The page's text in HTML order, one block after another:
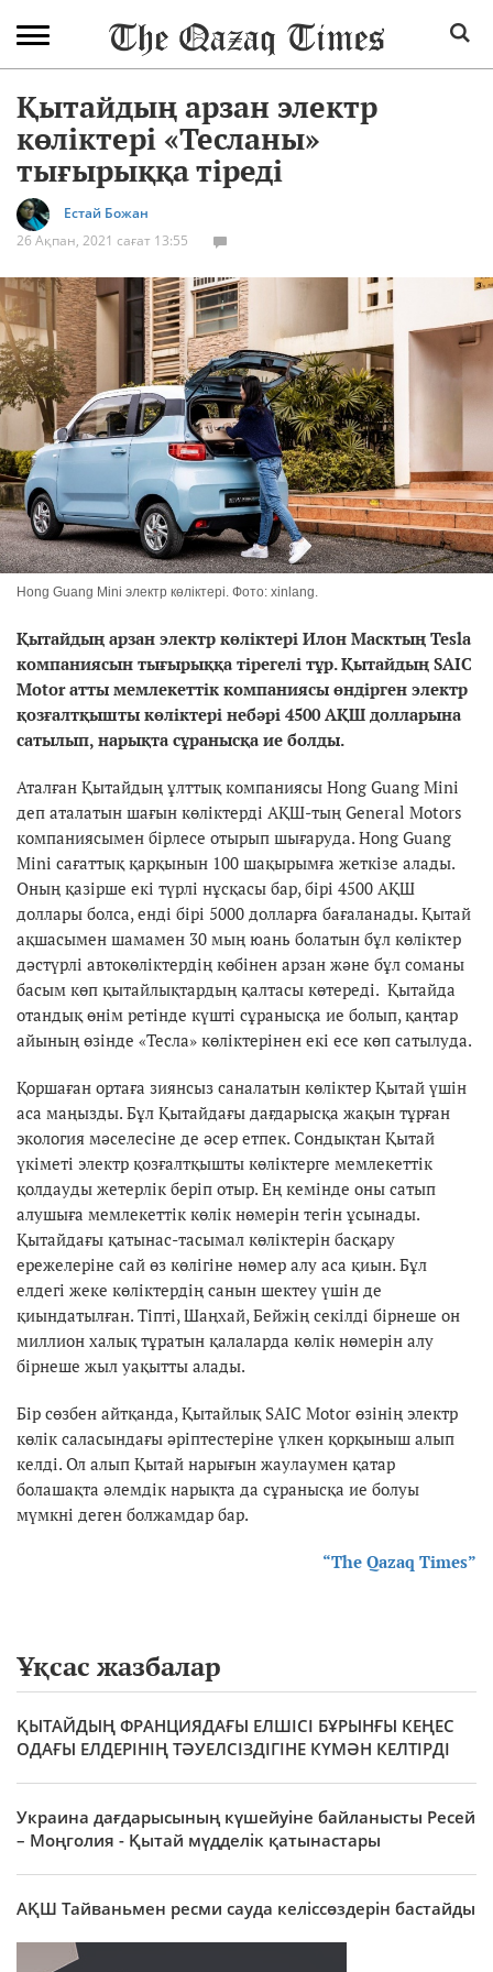
Қытайдың арзан электр
көліктері «Тесланы»
тығырыққа тіреді
Естай Божан
26 Ақпан, 2021 сағат 13:55
Hong Guang Mini электр көліктері. Фото: xinlang.
Қытайдың арзан электр көліктері Илон Масктың Tesla
компаниясын тығырыққа тірегелі тұр. Қытайдың SAIC
Motor атты мемлекеттік компаниясы өндірген электр
қозғалтқышты көліктері небәрі 4500 АҚШ долларына
сатылып, нарықта сұранысқа ие болды.
Аталған Қытайдың ұлттық компаниясы Hong Guang Mini
деп аталатын шағын көліктерді АҚШ-тың General Motors
компаниясымен бірлесе отырып шығаруда. Hong Guang
Mini сағаттық қарқынын 100 шақырымға жеткізе алады.
Оның қазірше екі түрлі нұсқасы бар, бірі 4500 АҚШ
доллары болса, енді бірі 5000 долларға бағаланады. Қытай
ақшасымен шамамен 30 мың юань болатын бұл көліктер
дәстүрлі автокөліктердің көбінен арзан және бұл соманы
басым көп қытайлықтардың қалтасы көтереді. Қытайда
отандық өнім ретінде күшті сұранысқа ие болып, қаңтар
айының өзінде «Тесла» көліктерінен екі есе көп сатылуда.
Қоршаған ортаға зиянсыз саналатын көліктер Қытай үшін
аса маңызды. Бұл Қытайдағы дағдарысқа жақын тұрған
экология мәселесіне де әсер етпек. Сондықтан Қытай
үкіметі электр қозғалтқышты көліктерге мемлекеттік
қолдауды жетерлік беріп отыр. Ең кемінде оны сатып
алушыға мемлекеттік көлік нөмерін тегін ұсынады.
Қытайдағы қатынас-тасымал көліктерін басқару
ережелеріне сай өз көлігіне нөмер алу аса қиын. Бұл
елдегі жеке көліктердің санын шектеу үшін де
қиындатылған. Тіпті, Шаңхай, Бейжің секілді бірнеше он
миллион халық тұратын қалаларда көлік нөмерін алу
бірнеше жыл уақытты алады.
Бір сөзбен айтқанда, Қытайлық SAIC Motor өзінің электр
көлік саласындағы әріптестеріне үлкен қорқыныш алып
келді. Ол алып Қытай нарығын жаулаумен қатар
болашақта әлемдік нарықта да сұранысқа ие болуы
мүмкні деген болжамдар бар.
“The Qazaq Times”
Ұқсас жазбалар
ҚЫТАЙДЫҢ ФРАНЦИЯДАҒЫ ЕЛШІСІ БҰРЫНҒЫ КЕҢЕС
ОДАҒЫ ЕЛДЕРІНІҢ ТӘУЕЛСІЗДІГІНЕ КҮМӘН КЕЛТІРДІ
Украина дағдарысының күшейуіне байланысты Ресей
– Моңголия - Қытай мүдделік қатынастары
АҚШ Тайваньмен ресми сауда келіссөздерін бастайды